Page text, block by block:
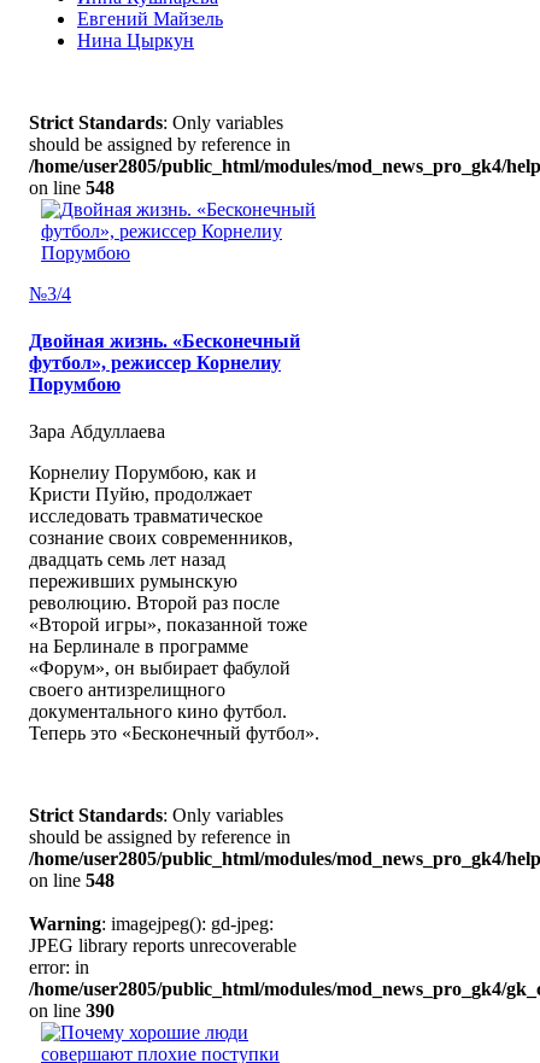
Евгений Майзель
Нина Цыркун
Strict Standards: Only variables
should be assigned by reference in
/home/user2805/public_html/modules/mod_news_pro_gk4/
on line 548
№3/4
Двойная жизнь. «Бесконечный
футбол», режиссер Корнелиу
Порумбою
Зара Абдуллаева
Корнелиу Порумбою, как и
Кристи Пуйю, продолжает
исследовать травматическое
сознание своих современников,
двадцать семь лет назад
переживших румынскую
революцию. Второй раз после
«Второй игры», показанной тоже
на Берлинале в программе
«Форум», он выбирает фабулой
своего антизрелищного
документального кино футбол.
Теперь это «Бесконечный футбол».
Strict Standards: Only variables
should be assigned by reference in
/home/user2805/public_html/modules/mod_news_pro_gk4/
on line 548
Warning: imagejpeg(): gd-jpeg:
JPEG library reports unrecoverable
error: in
/home/user2805/public_html/modules/mod_news_pro_gk4/
on line 390